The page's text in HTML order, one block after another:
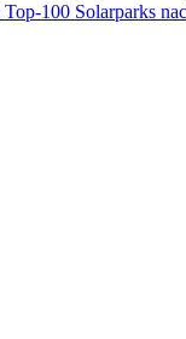
Top-100 Solarparks